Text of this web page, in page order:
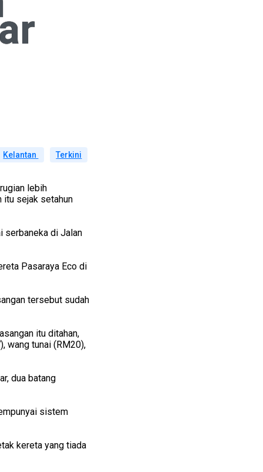
Kelantan Terkini
lebih
itu sejak setahun
serbaneka di Jalan
Pasaraya Eco di
tersebut sudah
itu ditahan,
wang tunai (RM20),
dua batang
sistem
kereta yang tiada